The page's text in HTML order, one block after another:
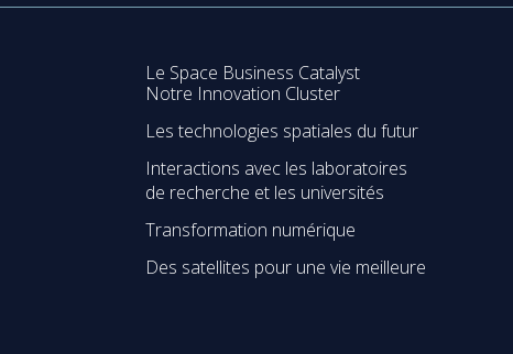
Le Space Business Catalyst
Notre Innovation Cluster
Les technologies spatiales du futur
Interactions avec les laboratoires
de recherche et les universités
Transformation numérique
Des satellites pour une vie meilleure